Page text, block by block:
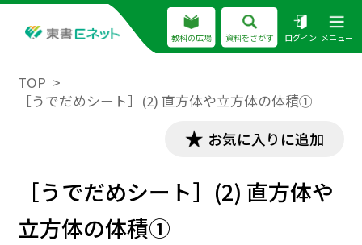
教科の広場 資料をさがす ログイン メニュー
TOP
［うでだめシート］(2) 直方体や立方体の体積①
お気に入りに追加
［うでだめシート］(2) 直方体や
立方体の体積①